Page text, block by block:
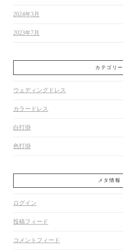
2024年3月
2023年7月
カテゴリー
ウェディングドレス
カラードレス
白打掛
色打掛
メタ情報
ログイン
投稿フィード
コメントフィード